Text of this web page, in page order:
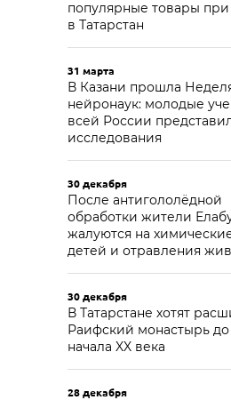
популярные товары при
в Татарстан
31 марта
В Казани прошла
нейронаук: молодые
всей России
исследования
30 декабря
После антигололёдной
обработки жители
жалуются на
детей и отравления
30 декабря
В Татарстане хотят
Раифский монастырь
начала XX века
28 декабря